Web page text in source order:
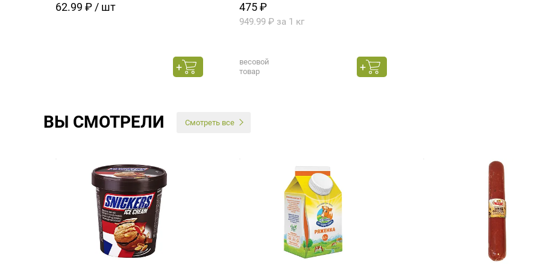
62.99 ₽ / шт 475 ₽
949.99 ₽ за 1 кг
весовой
товар
ВЫ СМОТРЕЛИ Смотреть все